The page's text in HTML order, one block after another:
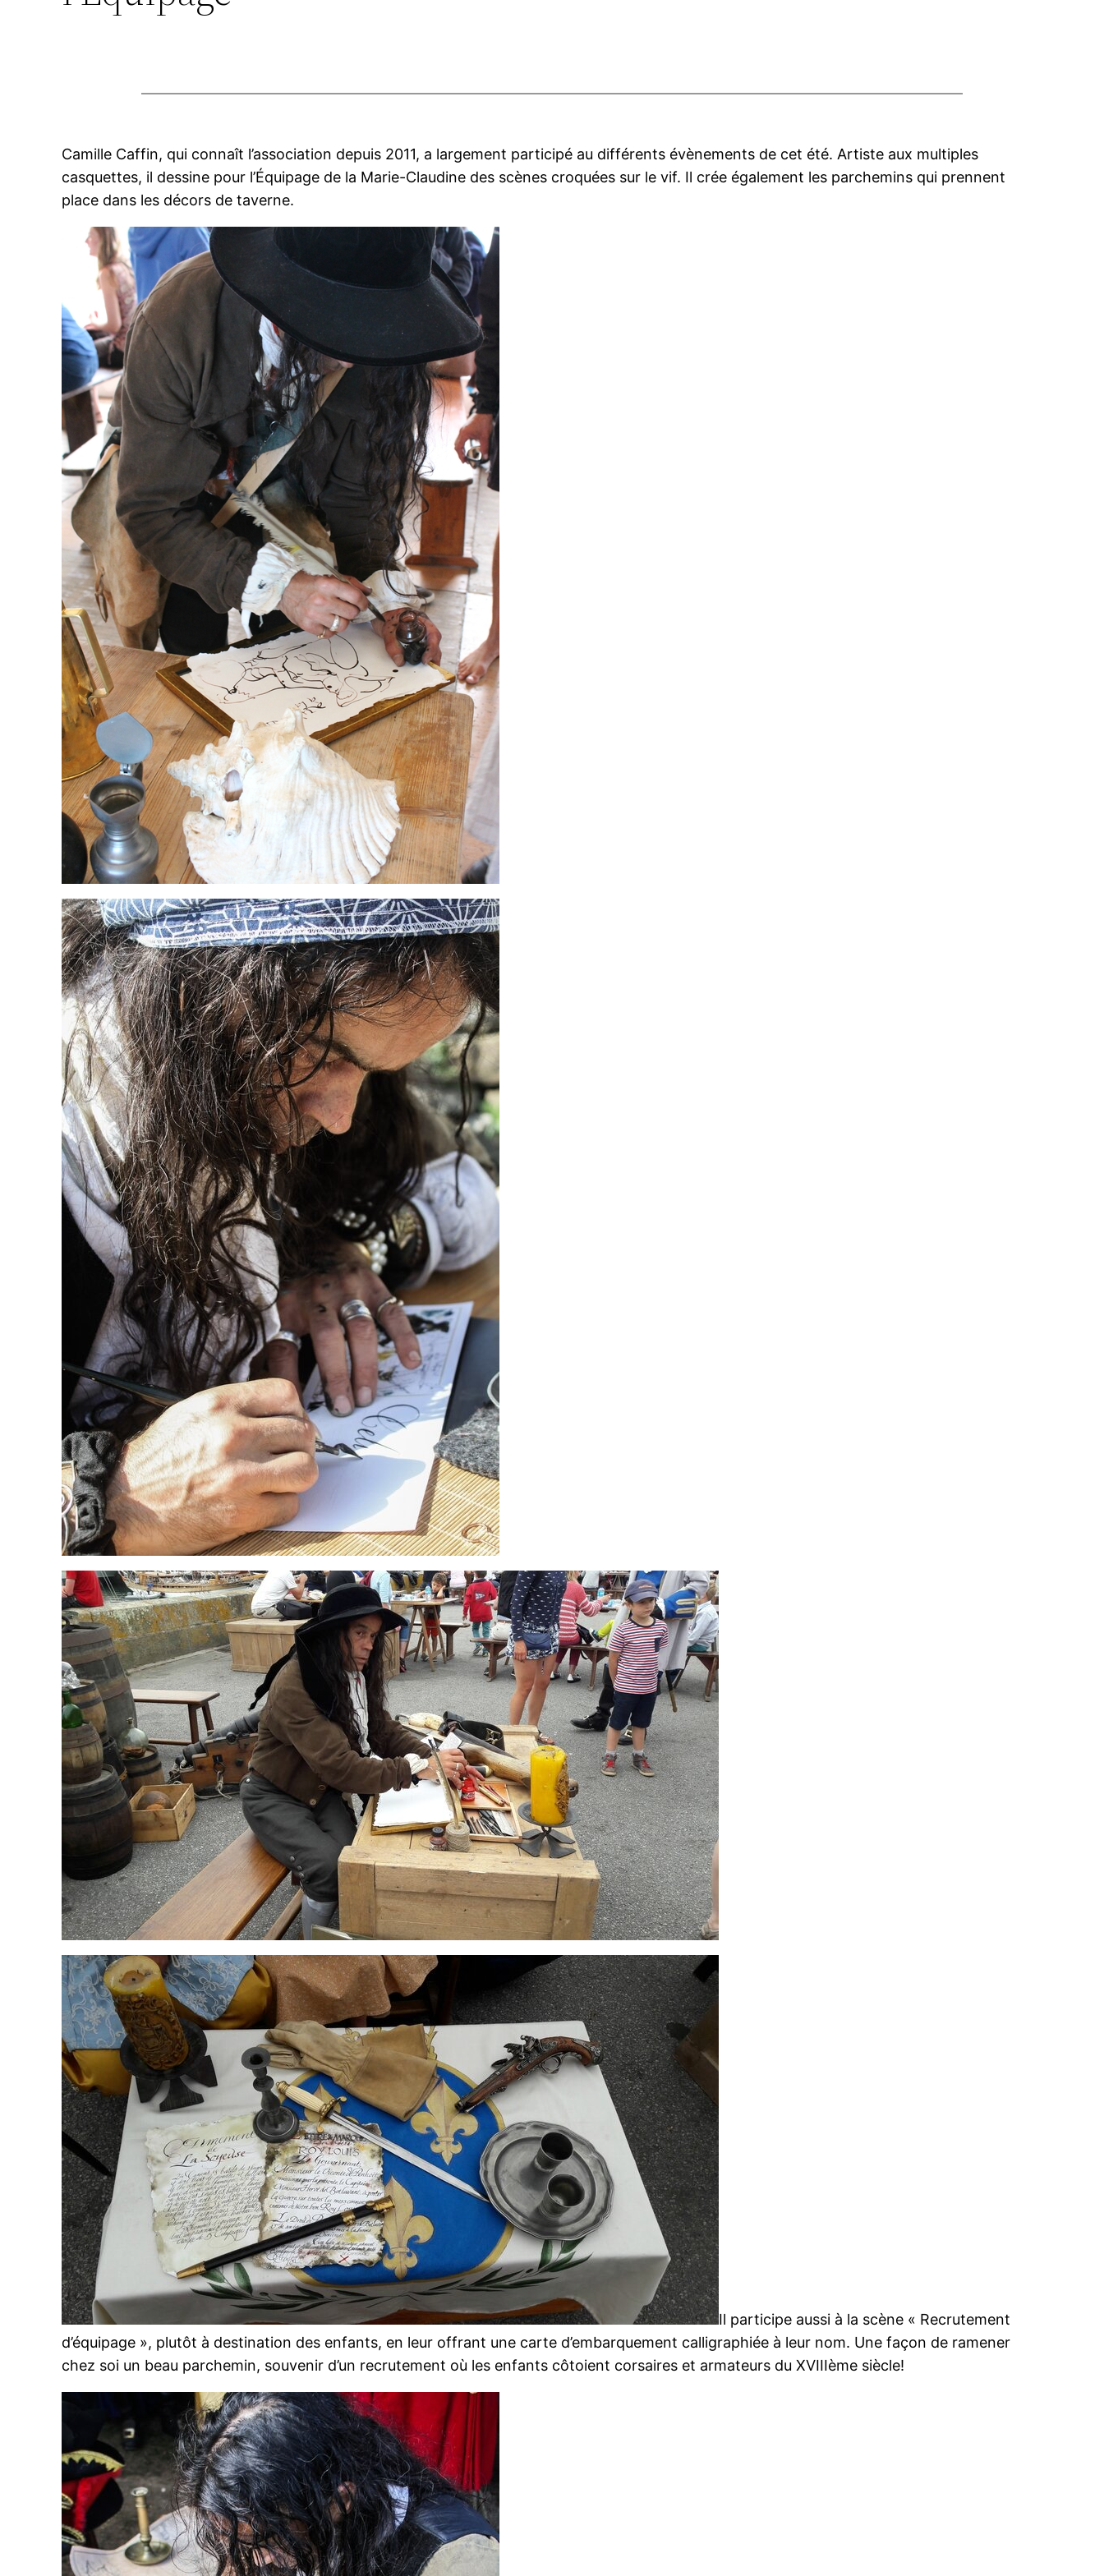
Camille Caffin, qui connaît l’association depuis 2011, a largement participé au différents évènements de cet été. Artiste aux multiples
casquettes, il dessine pour l’Équipage de la Marie-Claudine des scènes croquées sur le vif. Il crée également les parchemins qui prennent
place dans les décors de taverne.
Il participe aussi à la scène « Recrutement
d’équipage », plutôt à destination des enfants, en leur offrant une carte d’embarquement calligraphiée à leur nom. Une façon de ramener
chez soi un beau parchemin, souvenir d’un recrutement où les enfants côtoient corsaires et armateurs du XVIIIème siècle!